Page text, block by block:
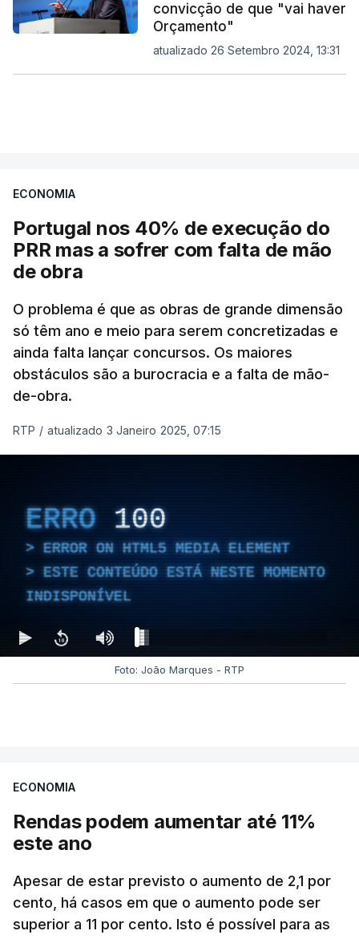
convicção de que "vai haver
Orçamento"
atualizado 26 Setembro 2024, 13:31
ECONOMIA
Portugal nos 40% de execução do
PRR mas a sofrer com falta de mão
de obra
O problema é que as obras de grande dimensão
só têm ano e meio para serem concretizadas e
ainda falta lançar concursos. Os maiores
obstáculos são a burocracia e a falta de mão-
de-obra.
RTP / atualizado 3 Janeiro 2025, 07:15
ERRO 100
ERROR ON HTML5 MEDIA ELEMENT
ESTE CONTEÚDO ESTÁ NESTE MOMENTO
INDISPONÍVEL
Foto: João Marques - RTP
ECONOMIA
Rendas podem aumentar até 11%
este ano
Apesar de estar previsto o aumento de 2,1 por
cento, há casos em que o aumento pode ser
superior a 11 por cento. Isto é possível para as